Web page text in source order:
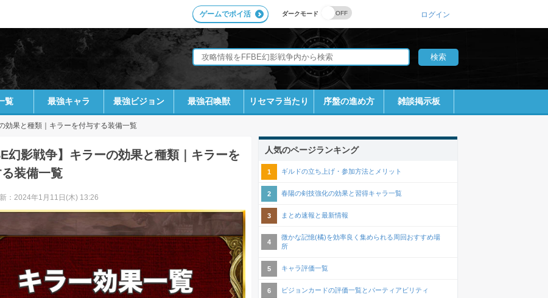
ダークモード
ゲームでポイ活 ログイン
覧 最強キャラ 最強ビジョン 最強召喚獣 リセマラ当たり 序盤の進め方 雑談掲示板
効果と種類｜キラーを付与する装備一覧
幻影戦争】キラーの効果と種類｜キラーを
装備一覧
：2024年1月11日(木) 13:26
人気のページランキング
ギルドの立ち上げ・参加方法とメリット
春陽の剣技強化の効果と習得キャラ一覧
まとめ速報と最新情報
微かな記憶(橘)を効率良く集められる周回おすすめ場
所
キャラ評価一覧
ビジョンカードの評価一覧とパーティアビリティ